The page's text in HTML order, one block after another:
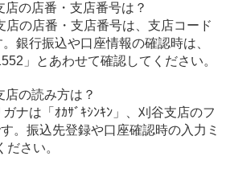
店の店番・支店番号は？
店の店番・支店番号は、支店コード
銀行振込や口座情報の確認時は、
」とあわせて確認してください。
店の読み方は？
ナは「ｵｶｻﾞｷｼﾝｷﾝ」、刈谷支店のフ
。振込先登録や口座確認時の入力ミ
さい。